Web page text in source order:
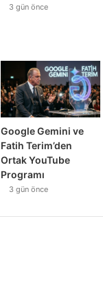
3 gün önce
Google Gemini ve
Fatih Terim’den
Ortak YouTube
Programı
3 gün önce